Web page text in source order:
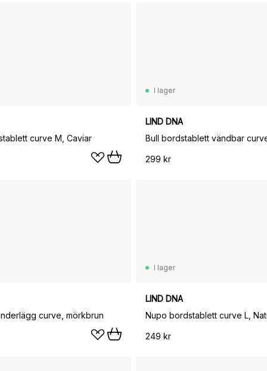
curve M, Caviar
I lager
LIND DNA
299 kr
curve, mörkbrun
I lager
LIND DNA
Nupo bordstablett curve L,
249 kr